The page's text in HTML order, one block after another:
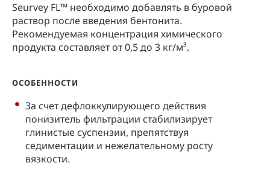
Seurvey FL™ необходимо добавлять в буровой
раствор после введения бентонита.
Рекомендуемая концентрация химического
продукта составляет от 0,5 до 3 кг/м³.
ОСОБЕННОСТИ
За счет дефлоккулирующего действия
понизитель фильтрации стабилизирует
глинистые суспензии, препятствуя
седиментации и нежелательному росту
вязкости.